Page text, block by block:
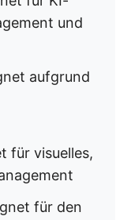
und
aufgrund
für visuelles,
für den